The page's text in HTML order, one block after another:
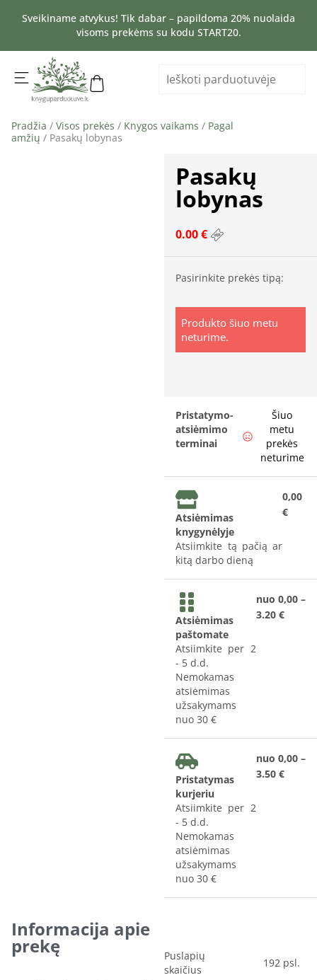
Sveikiname atvykus! Tik dabar – papildoma 20% nuolaida
visoms prekėms su kodu START20.
Pradžia / Visos prekės / Knygos vaikams / Pagal
amžių / Pasakų lobynas
Pasakų
lobynas
0.00 €
Pasirinkite prekės tipą:
Produkto šiuo metu
neturime.
Pristatymo-
atsiėmimo
terminai
Šiuo
metu
prekės
neturime
Atsiėmimas
knygynėlyje
Atsiimkite tą pačią ar
kitą darbo dieną
0,00
€
Atsiėmimas
paštomate
Atsiimkite per 2
- 5 d.d.
Nemokamas
atsiėmimas
užsakymams
nuo 30 €
nuo 0,00 –
3.20 €
Pristatymas
kurjeriu
Atsiimkite per 2
- 5 d.d.
Nemokamas
atsiėmimas
užsakymams
nuo 30 €
nuo 0,00 –
3.50 €
Informacija apie
prekę
Puslapių
skaičius
192 psl.